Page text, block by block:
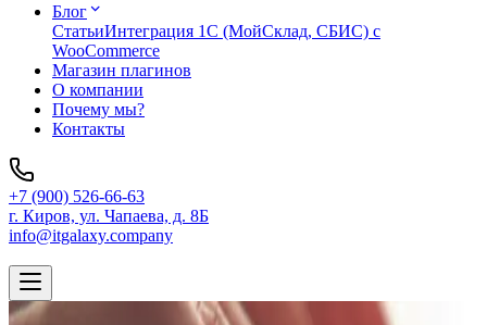
Блог
СтатьиИнтеграция 1C (МойСклад, СБИС) с
WooCommerce
Магазин плагинов
О компании
Почему мы?
Контакты
+7 (900) 526-66-63
г. Киров, ул. Чапаева, д. 8Б
info@itgalaxy.company